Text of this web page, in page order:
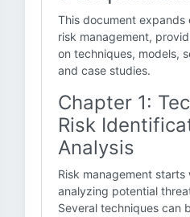
This document
risk management,
on techniques, models,
and case studies.
Chapter 1:
Risk
Analysis
Risk management
analyzing potential
Several techniques can